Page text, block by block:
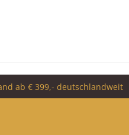
ab € 399,- deutschlandweit